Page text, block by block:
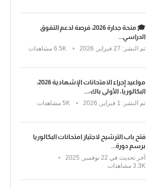
🎓 منحة جدارة 2026: فرصة لدعم التفوق
الدراسي...
تم النشر: 6.5K مشاهدات
مواعيد إجراء الامتحانات الإشهادية 2026:
البكالوريا، الأولى باك،...
تم النشر: 5K مشاهدات
فتح باب الترشيح لاجتياز امتحانات البكالوريا
برسم دورة...
آخر تحديث في
3.3K مشاهدات